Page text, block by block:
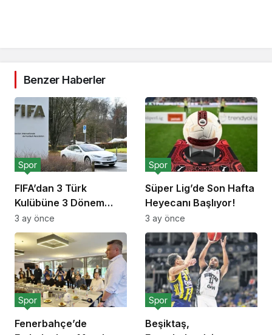
Benzer Haberler
FIFA’dan 3 Türk
Kulübüne 3 Dönem
Transfer Yasağı!
Spor
3 ay önce
Süper Lig’de Son Hafta
Heyecanı Başlıyor!
Spor
3 ay önce
Fenerbahçe’de
Spor
Beşiktaş,
Spor